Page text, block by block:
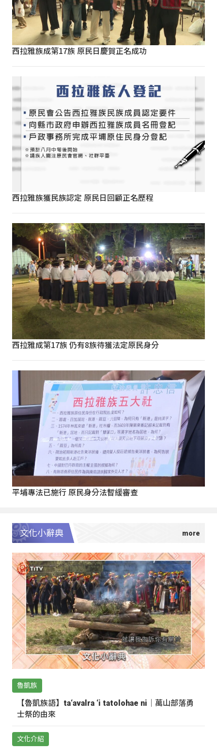
西拉雅族成第17族 原民日慶賀正名成功
西拉雅族獲民族認定 原民日回顧正名歷程
西拉雅成第17族 仍有8族待獲法定原民身分
平埔專法已施行 原民身分法暫緩審查
文化小辭典
魯凱族
【魯凱族語】ta‘avalra ‘i tatolohae ni｜萬山部落勇
士祭的由來
文化介紹